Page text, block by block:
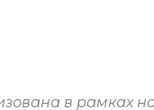
в рамках